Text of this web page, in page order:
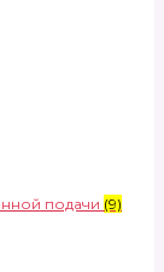
подачи (9)